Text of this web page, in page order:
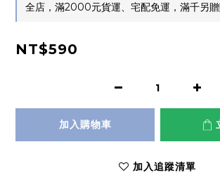
全店，滿2000元貨運、宅配免運，滿千另
NT$590
加入購物車
加入追蹤清單